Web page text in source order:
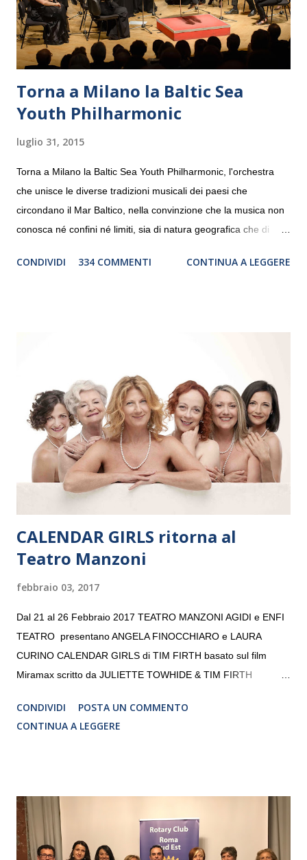
Torna a Milano la Baltic Sea
Youth Philharmonic
luglio 31, 2015
Torna a Milano la Baltic Sea Youth Philharmonic, l'orchestra
che unisce le diverse tradizioni musicali dei paesi che
circondano il Mar Baltico, nella convinzione che la musica non
conosca né confini né limiti, sia di natura geografica che di
debutterà il 10 settembre a Heiden, in Germania, e toccherà, in
“Settembre dell’Accademia” dove si esibirà per il secondo anno
consecutivo. Il pubblico milanese avrà il piacere di applaudire i
giovani artisti della Baltic Sea Youth Philharmonic per la quarta
volta. L’orchestra, fondata nel 2008 da Kristjan Järvi (affiancato
da un prestigioso consiglio di consulent...
CONDIVIDI 334 COMMENTI CONTINUA A LEGGERE
CALENDAR GIRLS ritorna al
Teatro Manzoni
febbraio 03, 2017
Dal 21 al 26 Febbraio 2017 TEATRO MANZONI AGIDI e ENFI
TEATRO presentano ANGELA FINOCCHIARO e LAURA
CURINO CALENDAR GIRLS di TIM FIRTH basato sul film
Miramax scritto da JULIETTE TOWHIDE & TIM FIRTH
CRISTINA PEZZOLI
CONDIVIDI
POSTA UN COMMENTO
CONTINUA A LEGGERE